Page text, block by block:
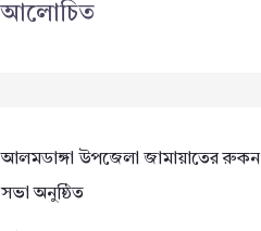
আলোচিত
আলমডাঙ্গা উপজেলা জামায়াতের রুকন
সভা অনুষ্ঠিত